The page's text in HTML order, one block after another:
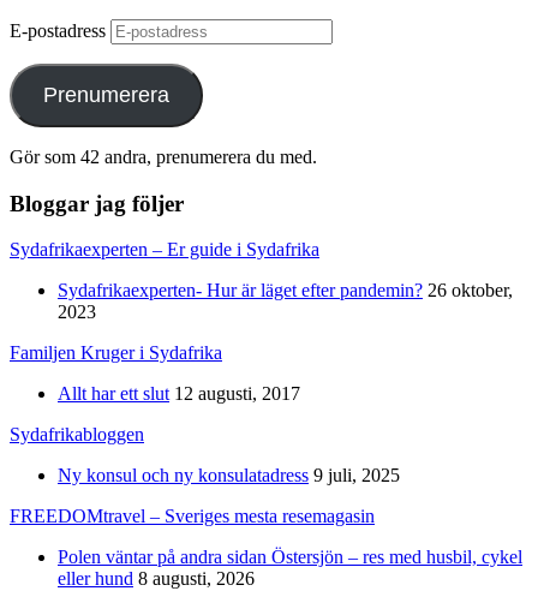
E-postadress
Prenumerera
Gör som 42 andra, prenumerera du med.
Bloggar jag följer
Sydafrikaexperten – Er guide i Sydafrika
Sydafrikaexperten- Hur är läget efter pandemin? 26 oktober,
2023
Familjen Kruger i Sydafrika
Allt har ett slut 12 augusti, 2017
Sydafrikabloggen
Ny konsul och ny konsulatadress 9 juli, 2025
FREEDOMtravel – Sveriges mesta resemagasin
Polen väntar på andra sidan Östersjön – res med husbil, cykel
eller hund 8 augusti, 2026